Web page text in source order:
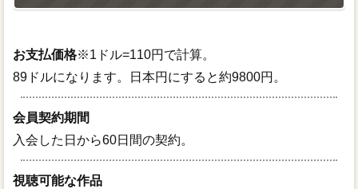
お支払価格※1ドル=110円で計算。
89ドルになります。日本円にすると約9800円。
会員契約期間
入会した日から60日間の契約。
視聴可能な作品